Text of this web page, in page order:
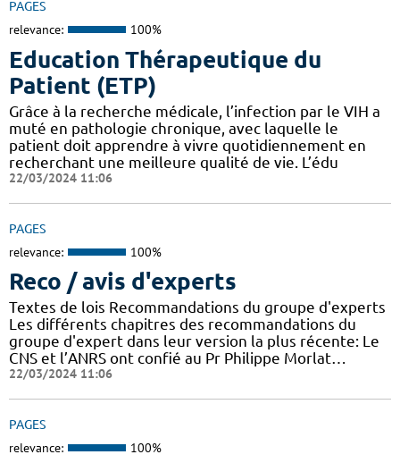
PAGES
relevance: 100%
Education Thérapeutique du
Patient (ETP)
Grâce à la recherche médicale, l’infection par le VIH a
muté en pathologie chronique, avec laquelle le
patient doit apprendre à vivre quotidiennement en
recherchant une meilleure qualité de vie. L’édu
22/03/2024 11:06
PAGES
relevance: 100%
Reco / avis d'experts
Textes de lois Recommandations du groupe d'experts
Les différents chapitres des recommandations du
groupe d'expert dans leur version la plus récente: Le
CNS et l’ANRS ont confié au Pr Philippe Morlat…
22/03/2024 11:06
PAGES
relevance: 100%